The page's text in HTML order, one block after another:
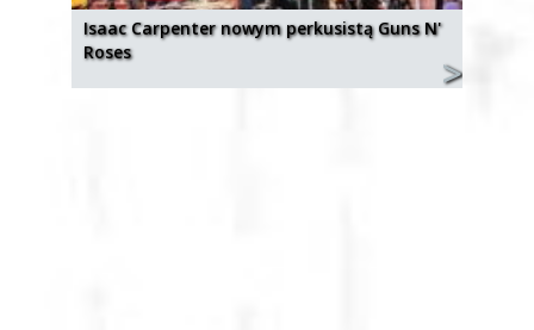
Isaac Carpenter nowym perkusistą Guns N'
Roses